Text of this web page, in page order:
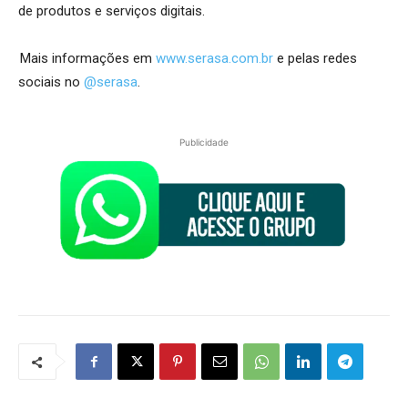
de produtos e serviços digitais.
Mais informações em www.serasa.com.br e pelas redes
sociais no @serasa
Publicidade